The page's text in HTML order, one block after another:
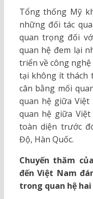
Tổng thống Mỹ
những đối tác
quan trọng đối
quan hệ đem lại
triển về công
tại không ít thách
cân bằng mối
quan hệ giữa
quan hệ giữa
toàn diện trước
Độ, Hàn Quốc.
Chuyến thăm
đến Việt Nam
trong quan hệ